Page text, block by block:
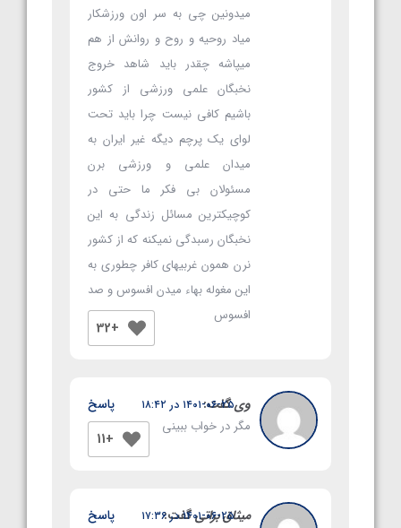
میدونین چی به سر اون ورزشکار
میاد روحیه و روح و روانش از هم
میپاشه چقدر باید شاهد خروج
نخبگان علمی ورزشی از کشور
باشیم کافی نیست چرا باید تحت
لوای یک پرچم دیگه غیر ایران به
میدان علمی و ورزشی برن
مسئولان بی فکر ما حتی در
کوچیکترین مسائل زندگی به این
نخبگان رسبدگی نمیکنه که از کشور
نرن همون غربیهای کافر چطوری به
این مغوله بهاء میدن افسوس و صد
افسوس
+32
ویگفت:
۱۴۰۱-۰۶-۲۵ در ۱۸:۴۲
مگر در خواب ببینی
+11
پاسخ
میثاق براتیگفت:۱۴۰۱-۰۶-۲۵ در ۱۷:۳۶ پاسخ